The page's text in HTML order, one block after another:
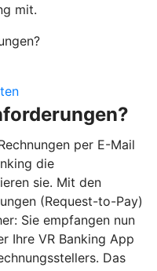
mit.
per E-Mail
die
sie. Mit den
(Request-to-Pay)
Sie empfangen nun
Ihre VR Banking App
Das